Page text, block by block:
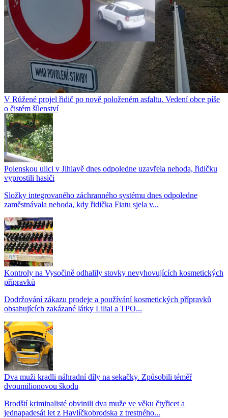
V Růžené projel řidič po nově položeném asfaltu. Vedení obce píše
o čistém šílenství
Polenskou ulici v Jihlavě dnes odpoledne uzavřela nehoda, řidičku
vyprostili hasiči
Složky integrovaného záchranného systému dnes odpoledne
zaměstnávala nehoda, kdy řidička Fiatu sjela v...
Kontroly na Vysočině odhalily stovky nevyhovujících kosmetických
přípravků
Dodržování zákazu prodeje a používání kosmetických přípravků
obsahujících zakázané látky Lilial a TPO...
Dva muži kradli náhradní díly na sekačky. Způsobili téměř
dvoumilionovou škodu
Brodští kriminalisté obvinili dva muže ve věku čtyřicet a
jednapadesát let z Havlíčkobrodska z trestného...